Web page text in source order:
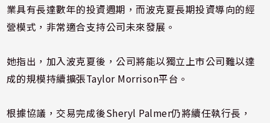
業具有長達數年的投資週期，而波克夏長期投資導向的經
營模式，非常適合支持公司未來發展。
她指出，加入波克夏後，公司將能以獨立上市公司難以達
成的規模持續擴張Taylor Morrison平台。
根據協議，交易完成後Sheryl Palmer仍將續任執行長，